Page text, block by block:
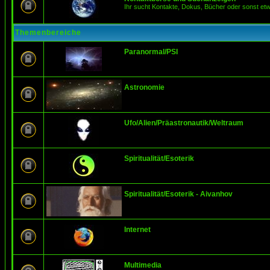
Ihr sucht Kontakte, Dokus, Bücher oder sonst
Themenbereiche
Paranormal/PSI
Astronomie
Ufo/Alien/Präastronautik/Weltraum
Spiritualität/Esoterik
Spiritualität/Esoterik - Aivanhov
Internet
Multimedia